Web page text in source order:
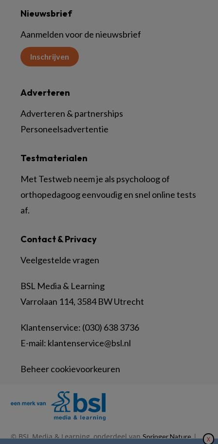
Nieuwsbrief
Aanmelden voor de nieuwsbrief
Inschrijven
Contact & Privacy
Veelgestelde vragen
BSL Media & Learning
Varrolaan 114, 3584 BW Utrecht
Klantenservice: (030) 638 3736
E-mail: klantenservice@bsl.nl
Beheer cookievoorkeuren
Testmaterialen
Met Testweb neem je als psycholoog of
orthopedagoog eenvoudig en snel online tests
af.
Adverteren
Adverteren & partnerships
Personeelsadvertentie
© BSL Media & Learning, onderdeel vanSpringer Nature| X